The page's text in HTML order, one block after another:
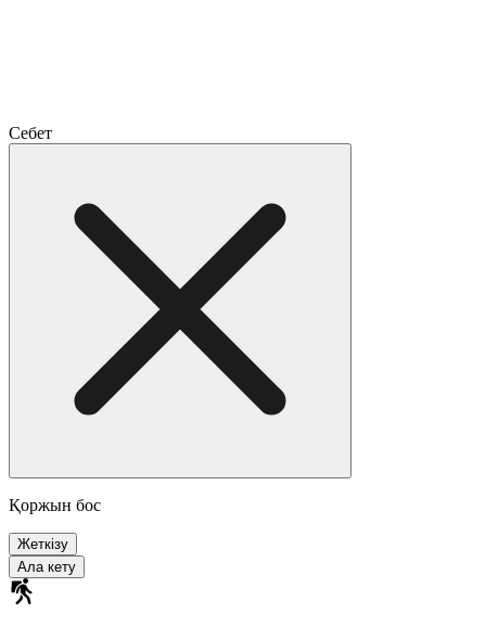
Себет
Қоржын бос
Жеткізу
Ала кету